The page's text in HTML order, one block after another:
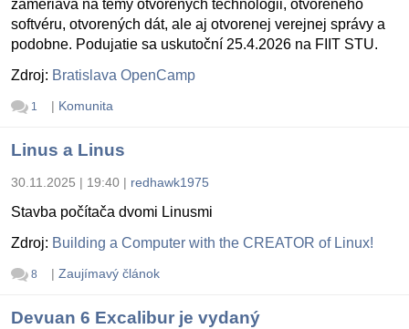
zameriava na témy otvorených technológii, otvoreného
softvéru, otvorených dát, ale aj otvorenej verejnej správy a
podobne. Podujatie sa uskutoční 25.4.2026 na FIIT STU.
Zdroj: Bratislava OpenCamp
1 | Komunita
Linus a Linus
30.11.2025 | 19:40 | redhawk1975
Stavba počítača dvomi Linusmi
Zdroj: Building a Computer with the CREATOR of Linux!
8 | Zaujímavý článok
Devuan 6 Excalibur je vydaný